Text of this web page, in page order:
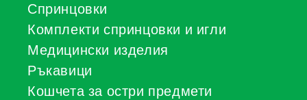
Спринцовки
Комплекти спринцовки и игли
Медицински изделия
Ръкавици
Кошчета за остри предмети